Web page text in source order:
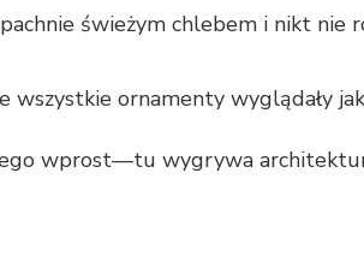
świeżym chlebem i nikt nie
wszystkie ornamenty wyglądały
tego wprost—tu wygrywa